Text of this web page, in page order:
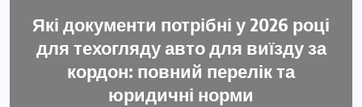
Які документи потрібні у 2026 році
для техогляду авто для виїзду за
кордон: повний перелік та
юридичні норми